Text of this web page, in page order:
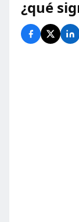
¿qué